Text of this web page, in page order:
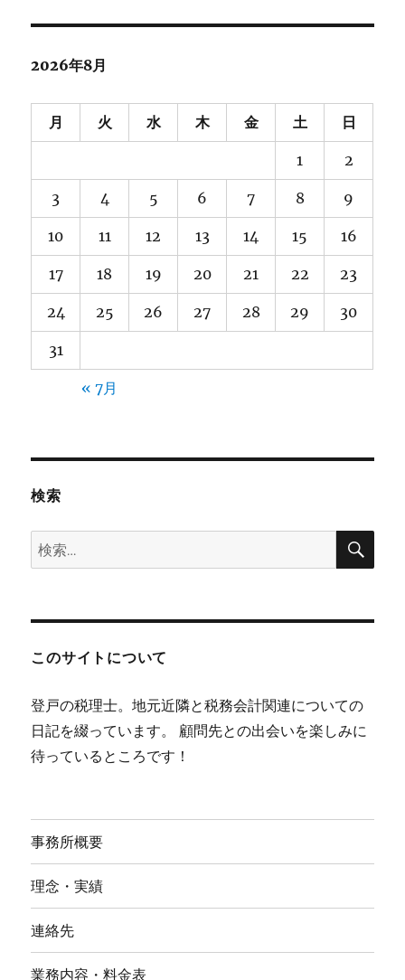
2026年8月
月 火 水 木 金 土 日
1 2
3 4 5 6 7 8 9
10 11 12 13 14 15 16
17 18 19 20 21 22 23
24 25 26 27 28 29 30
31
« 7月
検索
検
索:
検
このサイトについて
登戸の税理士。地元近隣と税務会計関連についての
日記を綴っています。 顧問先との出会いを楽しみに
待っているところです！
事務所概要
理念・実績
連絡先
業務内容・料金表